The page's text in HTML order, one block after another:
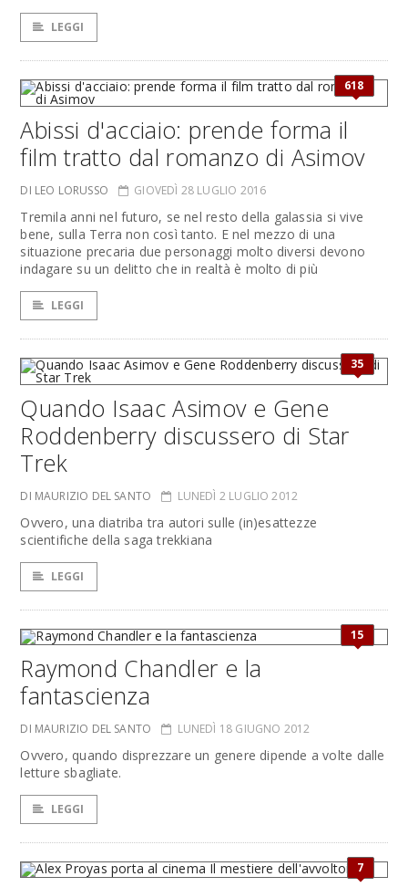
LEGGI
618
Abissi d'acciaio: prende forma il
film tratto dal romanzo di Asimov
DI LEO LORUSSO GIOVEDÌ 28 LUGLIO 2016
Tremila anni nel futuro, se nel resto della galassia si vive
bene, sulla Terra non così tanto. E nel mezzo di una
situazione precaria due personaggi molto diversi devono
indagare su un delitto che in realtà è molto di più
LEGGI
35
Quando Isaac Asimov e Gene
Roddenberry discussero di Star
Trek
DI MAURIZIO DEL SANTO LUNEDÌ 2 LUGLIO 2012
Ovvero, una diatriba tra autori sulle (in)esattezze
scientifiche della saga trekkiana
LEGGI
15
Raymond Chandler e la
fantascienza
DI MAURIZIO DEL SANTO LUNEDÌ 18 GIUGNO 2012
Ovvero, quando disprezzare un genere dipende a volte dalle
letture sbagliate.
LEGGI
7